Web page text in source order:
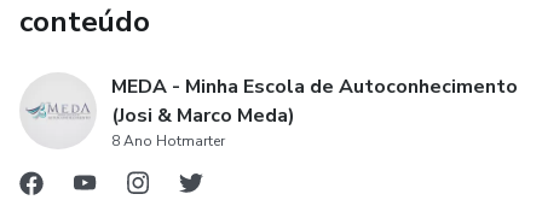
conteúdo
MEDA - Minha Escola de Autoconhecimento
(Josi & Marco Meda)
8 Ano Hotmarter